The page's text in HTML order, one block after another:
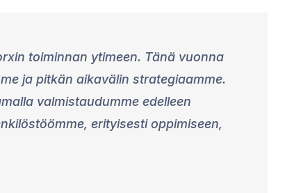
toiminnan ytimeen. Tänä vuonna
ja pitkän aikavälin strategiaamme.
valmistaudumme edelleen
erityisesti oppimiseen,